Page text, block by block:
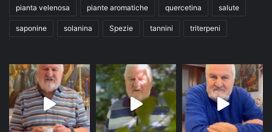
pianta velenosa piante aromatiche quercetina salute
saponine solanina Spezie tannini triterpeni